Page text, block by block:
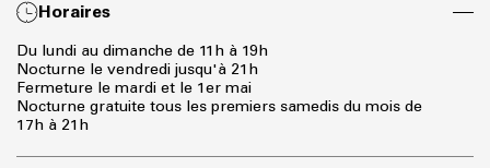
Horaires
Du lundi au dimanche de 11h à 19h
Nocturne le vendredi jusqu'à 21h
Fermeture le mardi et le 1er mai
Nocturne gratuite tous les premiers samedis du mois de
17h à 21h